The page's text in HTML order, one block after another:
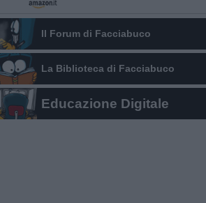
Il Forum di Facciabuco
La Biblioteca di Facciabuco
Educazione Digitale